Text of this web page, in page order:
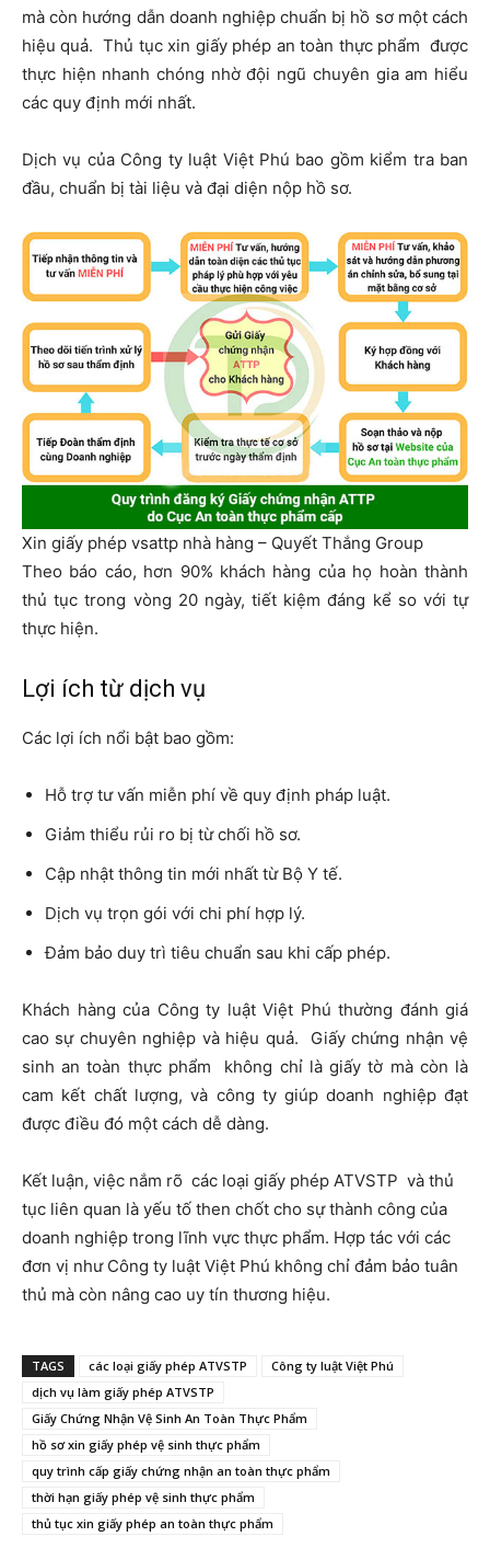
mà còn hướng dẫn doanh nghiệp chuẩn bị hồ sơ một cách
hiệu quả. Thủ tục xin giấy phép an toàn thực phẩm được
thực hiện nhanh chóng nhờ đội ngũ chuyên gia am hiểu
các quy định mới nhất.
Dịch vụ của Công ty luật Việt Phú bao gồm kiểm tra ban
đầu, chuẩn bị tài liệu và đại diện nộp hồ sơ.
Xin giấy phép vsattp nhà hàng – Quyết Thắng Group
Theo báo cáo, hơn 90% khách hàng của họ hoàn thành
thủ tục trong vòng 20 ngày, tiết kiệm đáng kể so với tự
thực hiện.
Lợi ích từ dịch vụ
Các lợi ích nổi bật bao gồm:
Hỗ trợ tư vấn miễn phí về quy định pháp luật.
Giảm thiểu rủi ro bị từ chối hồ sơ.
Cập nhật thông tin mới nhất từ Bộ Y tế.
Dịch vụ trọn gói với chi phí hợp lý.
Đảm bảo duy trì tiêu chuẩn sau khi cấp phép.
Khách hàng của Công ty luật Việt Phú thường đánh giá
cao sự chuyên nghiệp và hiệu quả.
Giấy chứng nhận vệ
sinh an toàn thực phẩm
không chỉ là giấy tờ mà còn là
cam kết chất lượng, và công ty giúp doanh nghiệp đạt
được điều đó một cách dễ dàng.
Kết luận, việc nắm rõ các loại giấy phép ATVSTP và thủ
tục liên quan là yếu tố then chốt cho sự thành công của
doanh nghiệp trong lĩnh vực thực phẩm. Hợp tác với các
đơn vị như Công ty luật Việt Phú không chỉ đảm bảo tuân
thủ mà còn nâng cao uy tín thương hiệu.
TAGS các loại giấy phép ATVSTP
Công ty luật Việt Phú
dịch vụ làm giấy phép ATVSTP
Giấy Chứng Nhận Vệ Sinh An Toàn Thực Phẩm
hồ sơ xin giấy phép vệ sinh thực phẩm
quy trình cấp giấy chứng nhận an toàn thực phẩm
thời hạn giấy phép vệ sinh thực phẩm
thủ tục xin giấy phép an toàn thực phẩm